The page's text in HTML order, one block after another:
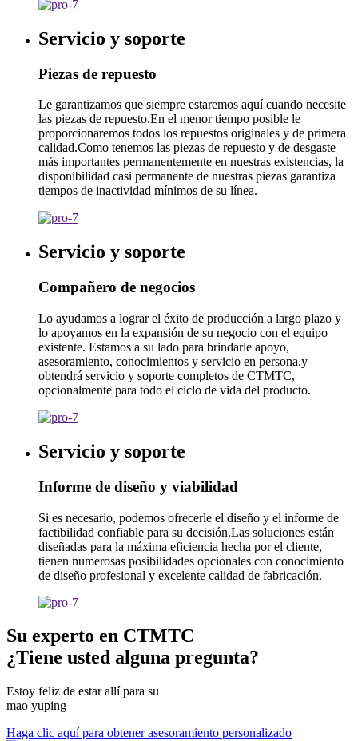
Servicio y soporte
Piezas de repuesto
Le garantizamos que siempre estaremos aquí cuando necesite
las piezas de repuesto.En el menor tiempo posible le
proporcionaremos todos los repuestos originales y de primera
calidad.Como tenemos las piezas de repuesto y de desgaste
más importantes permanentemente en nuestras existencias, la
disponibilidad casi permanente de nuestras piezas garantiza
tiempos de inactividad mínimos de su línea.
Servicio y soporte
Compañero de negocios
Lo ayudamos a lograr el éxito de producción a largo plazo y
lo apoyamos en la expansión de su negocio con el equipo
existente. Estamos a su lado para brindarle apoyo,
asesoramiento, conocimientos y servicio en persona.y
obtendrá servicio y soporte completos de CTMTC,
opcionalmente para todo el ciclo de vida del producto.
Servicio y soporte
Informe de diseño y viabilidad
Si es necesario, podemos ofrecerle el diseño y el informe de
factibilidad confiable para su decisión.Las soluciones están
diseñadas para la máxima eficiencia hecha por el cliente,
tienen numerosas posibilidades opcionales con conocimiento
de diseño profesional y excelente calidad de fabricación.
Su experto en CTMTC
¿Tiene usted alguna pregunta?
Estoy feliz de estar allí para su
mao yuping
Haga clic aquí para obtener asesoramiento personalizado